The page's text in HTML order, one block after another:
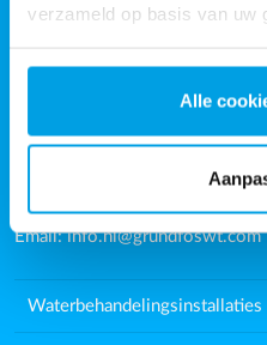
verzameld op basis van uw
Alle
Penningweg 34
Nederland
Email:info.nl@grundfoswt.com
Waterbehandelingsinstallaties